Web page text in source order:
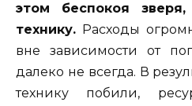
этом беспокоя
технику. Расходы
вне зависимости от
далеко не всегда. В
технику побили,